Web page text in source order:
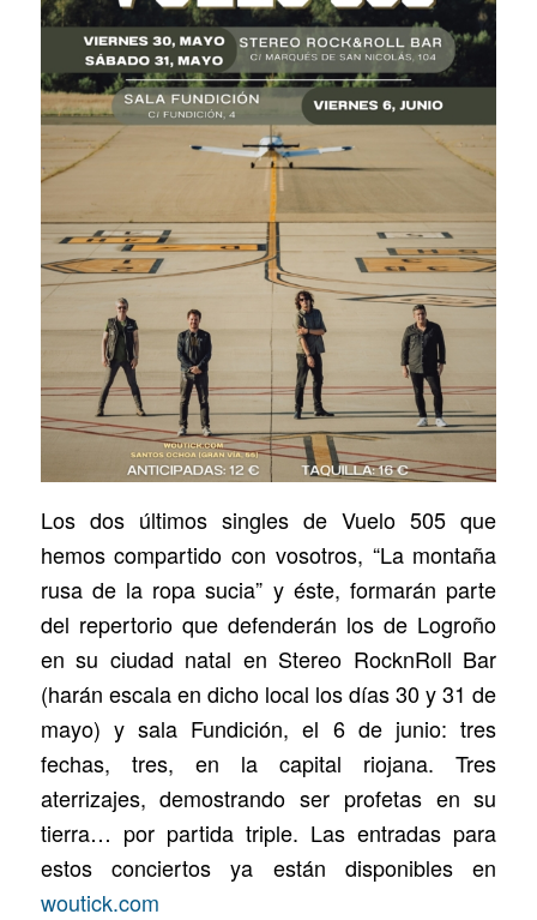
Los dos últimos singles de Vuelo 505 que
hemos compartido con vosotros, “La montaña
rusa de la ropa sucia” y éste, formarán parte
del repertorio que defenderán los de Logroño
en su ciudad natal en Stereo RocknRoll Bar
(harán escala en dicho local los días 30 y 31 de
mayo) y sala Fundición, el 6 de junio: tres
fechas, tres, en la capital riojana. Tres
aterrizajes, demostrando ser profetas en su
tierra… por partida triple. Las entradas para
estos conciertos ya están disponibles en
woutick.com